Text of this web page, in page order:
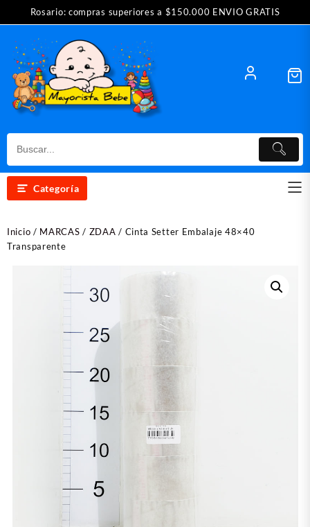
Rosario: compras superiores a $150.000 ENVIO GRATIS
Categoría
Inicio / MARCAS / ZDAA / Cinta Setter Embalaje 48×40
Transparente